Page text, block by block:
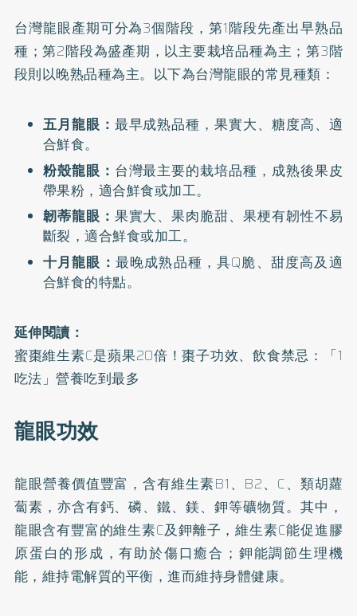
台灣龍眼產期可分為3個階段，第1階段先產出早熟品
種；第2階段為盛產期，以主要栽培品種為主；第3階
段則以晚熟品種為主。以下為台灣龍眼的常見種類：
五月龍眼： 最早成熟品種，果實大、糖度高、適
合鮮食。
粉殼龍眼： 台灣最主要的栽培品種，成熟後果皮
帶果粉，適合鮮食或加工。
韌蒂龍眼： 果實大、果肉脆甜、果梗有韌性不易
斷裂，適合鮮食或加工。
十月龍眼： 最晚成熟品種，具Q脆、甜度高及適
合鮮食的特點。
延伸閱讀：
蜜棗維生素C是蘋果20倍！棗子功效、飲食禁忌：「1
吃法」營養吃到最多
龍眼功效
龍眼營養價值豐富，含有維生素B1、B2、C、類胡蘿
蔔素，亦含有鈣、磷、鐵、鎂、鉀等礦物質。其中，
龍眼含有豐富的維生素C及鉀離子，維生素C能促進膠
原蛋白的形成，有助於傷口癒合；鉀能調節生理機
能，維持電解質的平衡，進而維持身體健康。